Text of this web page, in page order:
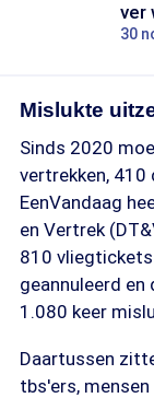
ver
30
Mislukte
Sinds 2020
vertrekken,
EenVandaag
en Vertrek
810
geannuleerd
1.080 keer
Daartussen
tbs'ers,